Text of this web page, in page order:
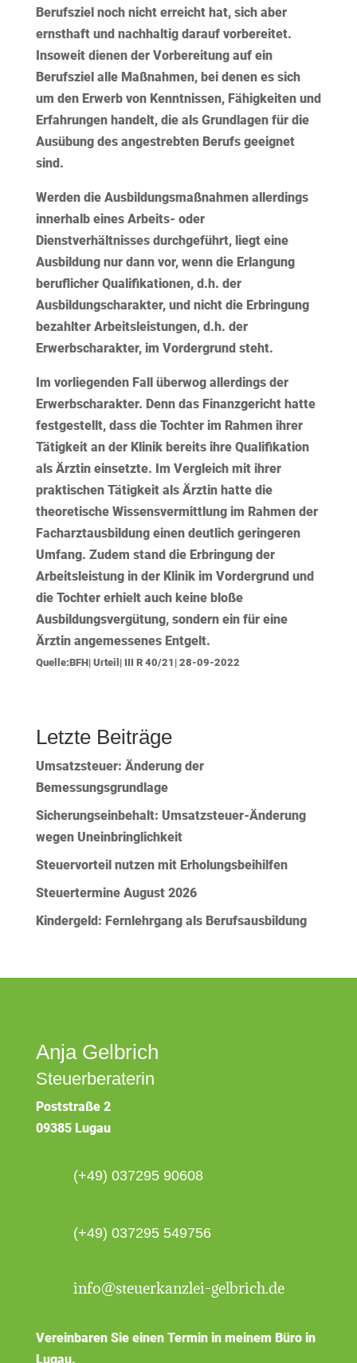
Berufsziel noch nicht erreicht hat, sich aber
ernsthaft und nachhaltig darauf vorbereitet.
Insoweit dienen der Vorbereitung auf ein
Berufsziel alle Maßnahmen, bei denen es sich
um den Erwerb von Kenntnissen, Fähigkeiten und
Erfahrungen handelt, die als Grundlagen für die
Ausübung des angestrebten Berufs geeignet
sind.
Werden die Ausbildungsmaßnahmen allerdings
innerhalb eines Arbeits- oder
Dienstverhältnisses durchgeführt, liegt eine
Ausbildung nur dann vor, wenn die Erlangung
beruflicher Qualifikationen, d.h. der
Ausbildungscharakter, und nicht die Erbringung
bezahlter Arbeitsleistungen, d.h. der
Erwerbscharakter, im Vordergrund steht.
Im vorliegenden Fall überwog allerdings der
Erwerbscharakter. Denn das Finanzgericht hatte
festgestellt, dass die Tochter im Rahmen ihrer
Tätigkeit an der Klinik bereits ihre Qualifikation
als Ärztin einsetzte. Im Vergleich mit ihrer
praktischen Tätigkeit als Ärztin hatte die
theoretische Wissensvermittlung im Rahmen der
Facharztausbildung einen deutlich geringeren
Umfang. Zudem stand die Erbringung der
Arbeitsleistung in der Klinik im Vordergrund und
die Tochter erhielt auch keine bloße
Ausbildungsvergütung, sondern ein für eine
Ärztin angemessenes Entgelt.
Quelle:BFH| Urteil| III R 40/21| 28-09-2022
Letzte Beiträge
Umsatzsteuer: Änderung der
Bemessungsgrundlage
Sicherungseinbehalt: Umsatzsteuer-Änderung
wegen Uneinbringlichkeit
Steuervorteil nutzen mit Erholungsbeihilfen
Steuertermine August 2026
Kindergeld: Fernlehrgang als Berufsausbildung
Anja Gelbrich
Steuerberaterin
Poststraße 2
09385 Lugau
(+49) 037295 90608
(+49) 037295 549756
info@steuerkanzlei-gelbrich.de
Vereinbaren Sie einen Termin in meinem Büro in
Lugau.